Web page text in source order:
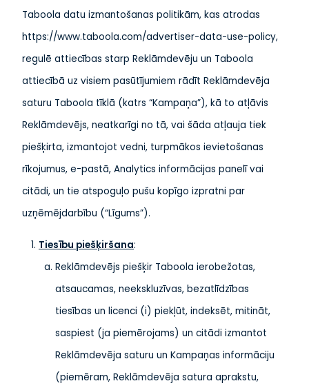
Taboola datu izmantošanas politikām, kas atrodas
https://www.taboola.com/advertiser-data-use-policy,
regulē attiecības starp Reklāmdevēju un Taboola
attiecībā uz visiem pasūtījumiem rādīt Reklāmdevēja
saturu Taboola tīklā (katrs “Kampaņa”), kā to atļāvis
Reklāmdevējs, neatkarīgi no tā, vai šāda atļauja tiek
piešķirta, izmantojot vedni, turpmākos ievietošanas
rīkojumus, e-pastā, Analytics informācijas panelī vai
citādi, un tie atspoguļo pušu kopīgo izpratni par
uzņēmējdarbību (“Līgums”).
Tiesību piešķiršana:
Reklāmdevējs piešķir Taboola ierobežotas,
atsaucamas, neekskluzīvas, bezatlīdzības
tiesības un licenci (i) piekļūt, indeksēt, mitināt,
saspiest (ja piemērojams) un citādi izmantot
Reklāmdevēja saturu un Kampaņas informāciju
(piemēram, Reklāmdevēja satura aprakstu,